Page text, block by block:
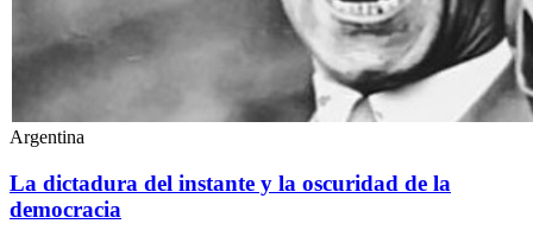
Argentina
La dictadura del instante y la oscuridad de la
democracia